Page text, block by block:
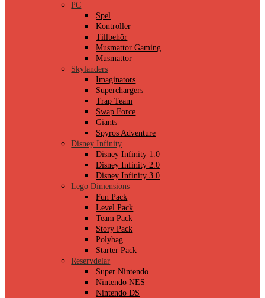
PC
Spel
Kontroller
Tillbehör
Musmattor Gaming
Musmattor
Skylanders
Imaginators
Superchargers
Trap Team
Swap Force
Giants
Spyros Adventure
Disney Infinity
Disney Infinity 1.0
Disney Infinity 2.0
Disney Infinity 3.0
Lego Dimensions
Fun Pack
Level Pack
Team Pack
Story Pack
Polybag
Starter Pack
Reservdelar
Super Nintendo
Nintendo NES
Nintendo DS